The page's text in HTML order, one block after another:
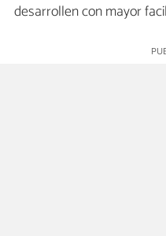
desarrollen con mayor